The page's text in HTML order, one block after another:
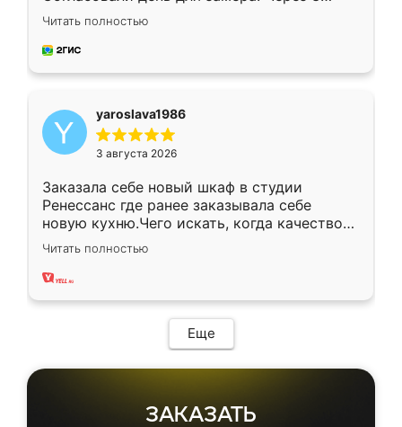
недели кухня была уже готова. Остались
довольны работой. Спасибо Ренессанс
мебель за качественную работу!
Читать полностью
yaroslava1986
3 августа 2026
Заказала себе новый шкаф в студии
Ренессанс где ранее заказывала себе
новую кухню.Чего искать, когда качеством
вполне довольна. Служит кухня уже почти
два года, нареканий нет.
Читать полностью
Еще
ЗАКАЗАТЬ